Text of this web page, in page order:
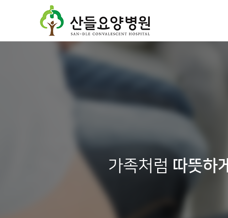
가족처럼 따뜻하게